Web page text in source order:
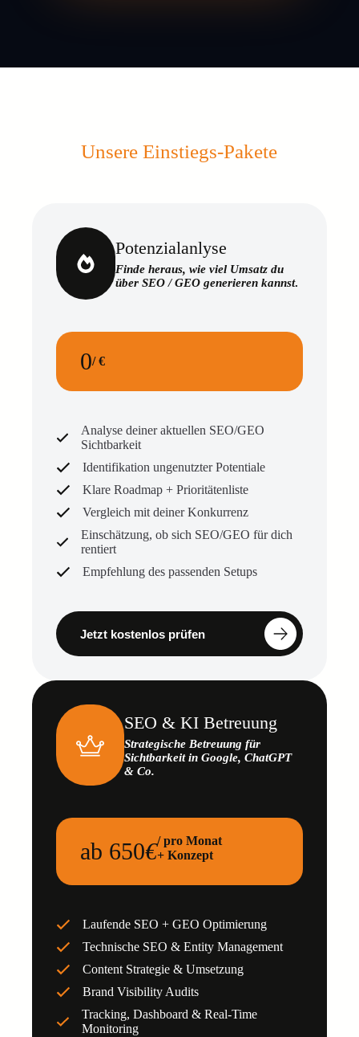
Unsere Einstiegs-Pakete
Potenzialanlyse
Finde heraus, wie viel Umsatz du
über SEO / GEO generieren kannst.
0/ €
Analyse deiner aktuellen SEO/GEO
Sichtbarkeit
Identifikation ungenutzter Potentiale
Klare Roadmap + Prioritätenliste
Vergleich mit deiner Konkurrenz
Einschätzung, ob sich SEO/GEO für dich
rentiert
Empfehlung des passenden Setups
Jetzt kostenlos prüfen
SEO & KI Betreuung
Strategische Betreuung für
Sichtbarkeit in Google, ChatGPT
& Co.
ab 650€/ pro Monat
+ Konzept
Laufende SEO + GEO Optimierung
Technische SEO & Entity Management
Content Strategie & Umsetzung
Brand Visibility Audits
Tracking, Dashboard & Real-Time
Monitoring